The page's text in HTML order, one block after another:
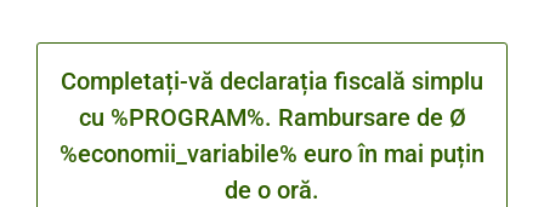
Completați-vă declarația fiscală simplu
cu %PROGRAM%. Rambursare de Ø
%economii_variabile% euro în mai puțin
de o oră.